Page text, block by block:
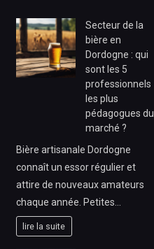
Secteur de la
bière en
Dordogne : qui
sont les 5
professionnels
les plus
pédagogues du
marché ?
Bière artisanale Dordogne
connaît un essor régulier et
attire de nouveaux amateurs
chaque année. Petites…
lire la suite